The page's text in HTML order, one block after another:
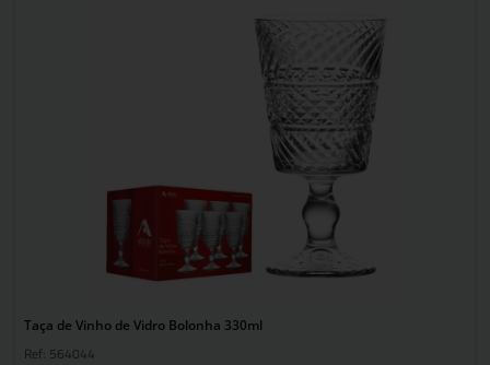
Taça de Vinho de Vidro Bolonha 330ml
Ref: 564044